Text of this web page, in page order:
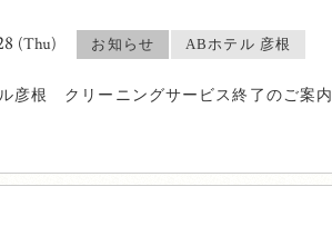
(Thu) お知らせ ABホテル 彦根
彦根 クリーニングサービス終了のご案内